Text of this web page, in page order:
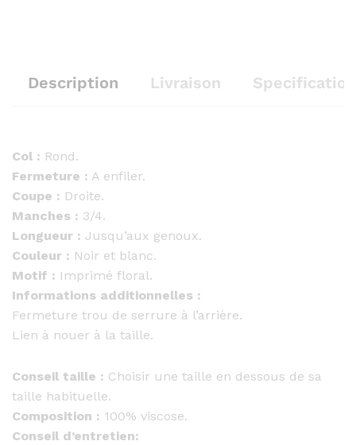
Description Livraison Specification
Col : Rond.
Fermeture : A enfiler.
Coupe : Droite.
Manches : 3/4.
Longueur : Jusqu’aux genoux.
Couleur : Noir et blanc.
Motif : Imprimé floral.
Informations additionnelles :
Fermeture trou de serrure à l’arrière.
Lien à nouer à la taille.
Conseil taille : Choisir une taille en dessous de sa
taille habituelle.
Composition : 100% viscose.
Conseil d’entretien: